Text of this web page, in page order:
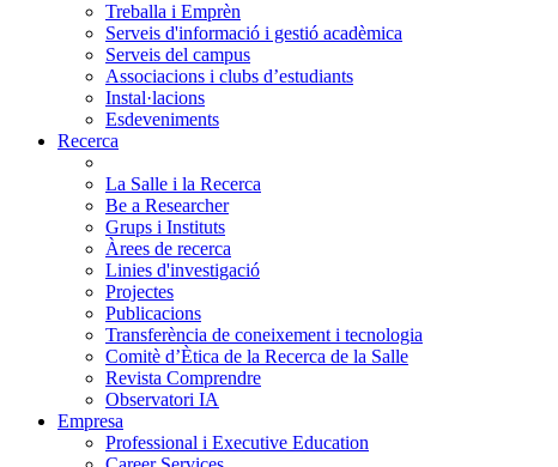
Treballa i Emprèn
Serveis d'informació i gestió acadèmica
Serveis del campus
Associacions i clubs d’estudiants
Instal·lacions
Esdeveniments
Recerca
La Salle i la Recerca
Be a Researcher
Grups i Instituts
Àrees de recerca
Linies d'investigació
Projectes
Publicacions
Transferència de coneixement i tecnologia
Comitè d’Ètica de la Recerca de la Salle
Revista Comprendre
Observatori IA
Empresa
Professional i Executive Education